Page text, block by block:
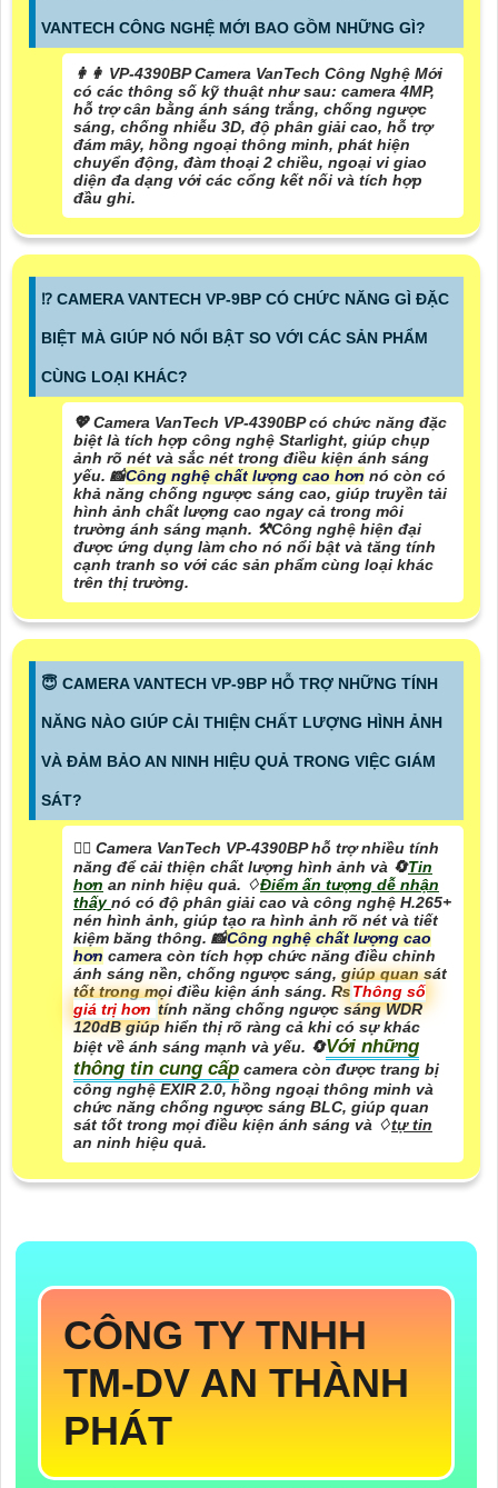
VANTECH CÔNG NGHỆ MỚI BAO GỒM NHỮNG GÌ?
️👩‍👩 VP-4390BP Camera VanTech Công Nghệ Mới
có các thông số kỹ thuật như sau: camera 4MP,
hỗ trợ cân bằng ánh sáng trắng, chống ngược
sáng, chống nhiễu 3D, độ phân giải cao, hỗ trợ
đám mây, hồng ngoại thông minh, phát hiện
chuyển động, đàm thoại 2 chiều, ngoại vi giao
diện đa dạng với các cổng kết nối và tích hợp
đầu ghi.
⁉️ CAMERA VANTECH VP-9BP CÓ CHỨC NĂNG GÌ ĐẶC
BIỆT MÀ GIÚP NÓ NỔI BẬT SO VỚI CÁC SẢN PHẨM
CÙNG LOẠI KHÁC?
💖 Camera VanTech VP-4390BP có chức năng đặc
biệt là tích hợp công nghệ Starlight, giúp chụp
ảnh rõ nét và sắc nét trong điều kiện ánh sáng
yếu. 📸Công nghệ chất lượng cao hơn nó còn có
khả năng chống ngược sáng cao, giúp truyền tải
hình ảnh chất lượng cao ngay cả trong môi
trường ánh sáng mạnh. ⚒Công nghệ hiện đại
được ứng dụng làm cho nó nổi bật và tăng tính
cạnh tranh so với các sản phẩm cùng loại khác
trên thị trường.
😇 CAMERA VANTECH VP-9BP HỖ TRỢ NHỮNG TÍNH
NĂNG NÀO GIÚP CẢI THIỆN CHẤT LƯỢNG HÌNH ẢNH
VÀ ĐẢM BẢO AN NINH HIỆU QUẢ TRONG VIỆC GIÁM
SÁT?
🙆‍♀️ Camera VanTech VP-4390BP hỗ trợ nhiều tính
năng để cải thiện chất lượng hình ảnh và 🔄Tin
hơn an ninh hiệu quả. ♢Điểm ấn tượng dễ nhận
thấynó có độ phân giải cao và công nghệ H.265+
nén hình ảnh, giúp tạo ra hình ảnh rõ nét và tiết
kiệm băng thông. 📸Công nghệ chất lượng cao
hơn camera còn tích hợp chức năng điều chỉnh
ánh sáng nền, chống ngược sáng, giúp quan sát
tốt trong mọi điều kiện ánh sáng. ₨Thông số
giá trị hơn tính năng chống ngược sáng WDR
120dB giúp hiển thị rõ ràng cả khi có sự khác
biệt về ánh sáng mạnh và yếu. 🔄Với những
thông tin cung cấp camera còn được trang bị
công nghệ EXIR 2.0, hồng ngoại thông minh và
chức năng chống ngược sáng BLC, giúp quan
sát tốt trong mọi điều kiện ánh sáng và ♢tự tin
an ninh hiệu quả.
CÔNG TY TNHH
TM-DV AN THÀNH
PHÁT